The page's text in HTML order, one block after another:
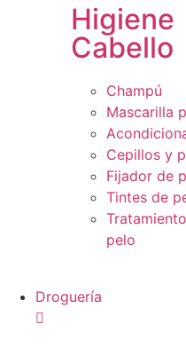
Higiene
Cabello
Champú
Mascarilla
Cepillos y
Fijador de
Tintes de
pelo
Droguería